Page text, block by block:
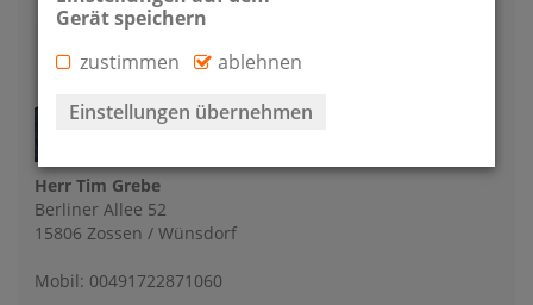
Herr Tim Grebe
Berliner Allee 52
15806 Zossen / Wünsdorf
Mobil: 00491722871060
Gerät speichern
zustimmen
ablehnen
Einstellungen übernehmen